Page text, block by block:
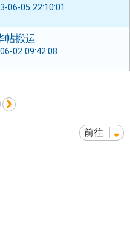
06-05 22:10:01
帖搬运
02 09:42:08
前往